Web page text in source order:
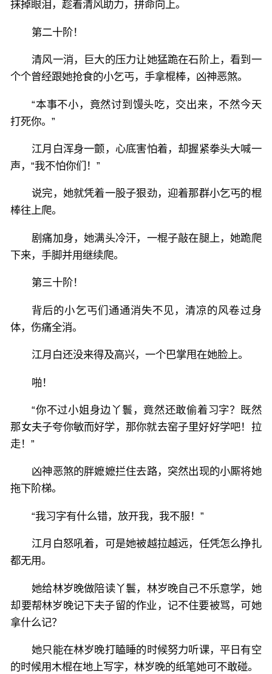
抹掉眼泪，趁着清风助力，拼命向上。
第二十阶！
清风一消，巨大的压力让她猛跪在石阶上，看到一
个个曾经跟她抢食的小乞丐，手拿棍棒，凶神恶煞。
“本事不小，竟然讨到馒头吃，交出来，不然今天
打死你。”
江月白浑身一颤，心底害怕着，却握紧拳头大喊一
声，“我不怕你们！”
说完，她就凭着一股子狠劲，迎着那群小乞丐的棍
棒往上爬。
剧痛加身，她满头冷汗，一棍子敲在腿上，她跪爬
下来，手脚并用继续爬。
第三十阶！
背后的小乞丐们通通消失不见，清凉的风卷过身
体，伤痛全消。
江月白还没来得及高兴，一个巴掌甩在她脸上。
啪！
“你不过小姐身边丫鬟，竟然还敢偷着习字？既然
那女夫子夸你敏而好学，那你就去窑子里好好学吧！拉
走！”
凶神恶煞的胖嬷嬷拦住去路，突然出现的小厮将她
拖下阶梯。
“我习字有什么错，放开我，我不服！”
江月白怒吼着，可是她被越拉越远，任凭怎么挣扎
都无用。
她给林岁晚做陪读丫鬟，林岁晚自己不乐意学，她
却要帮林岁晚记下夫子留的作业，记不住要被骂，可她
拿什么记？
她只能在林岁晚打瞌睡的时候努力听课，平日有空
的时候用木棍在地上写字，林岁晚的纸笔她可不敢碰。